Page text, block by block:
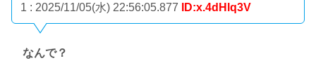
1 : 2025/11/05(水) 22:56:05.877 ID:x.4dHlq3V
なんで？